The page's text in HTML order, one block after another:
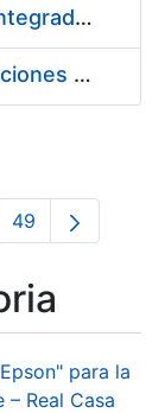
Asistencia Técnica Ambiental integrada en la Fábrica de Papel de Burgos
Servicios de desarrollo de apliaciones con APPWORKS
TAB toPages
Orrialdea
49
para la
Real Casa